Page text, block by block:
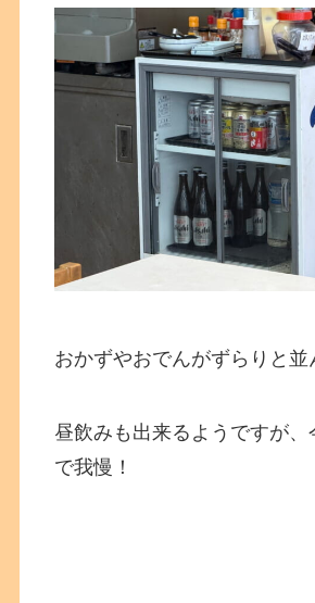
おかずやおでんがずらりと並
昼飲みも出来るようですが
で我慢！